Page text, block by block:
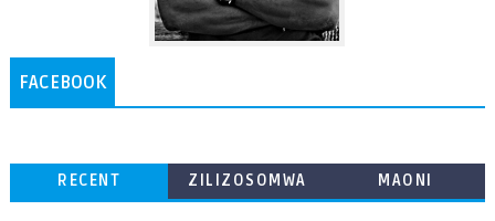
FACEBOOK
RECENT
ZILIZOSOMWA
MAONI